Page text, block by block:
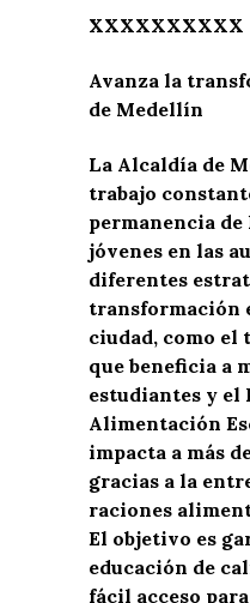
XXXXXXXXXX
Avanza la
de Medellín
La Alcaldía de
trabajo
permanencia
jóvenes en las
diferentes
transformación
ciudad, como el
que beneficia a
estudiantes y el
Alimentación
impacta a más
gracias a la
raciones
El objetivo es
educación de
fácil acceso